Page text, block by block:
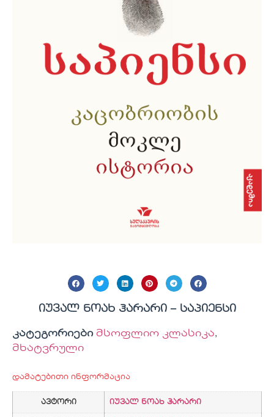
იუვალ ნოახ ჰარარი – საპიენსი
კატეგორიები მსოფლიო კლასიკა,
მხატვრული
დამატებითი ინფორმაცია
ავტორი იუვალ ნოახ ჰარარი